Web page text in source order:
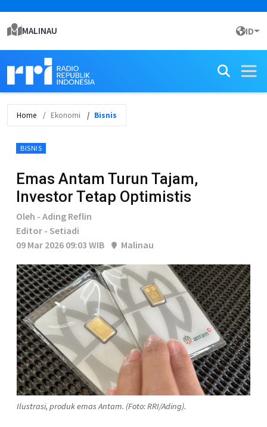
MALINAU ID
Home Ekonomi Bisnis
BISNIS
Emas Antam Turun Tajam,
Investor Tetap Optimistis
Oleh - Ading Reflin
Editor - Setiadi
09 Mar 2026 09:03 WIB
Malinau
Ilustrasi, produk emas Antam. (Foto: RRI/Ading).